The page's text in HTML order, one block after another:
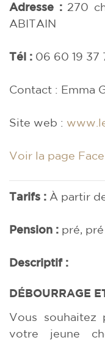
Adresse : 270
ABITAIN
Tél : 06 60 19 37
Contact : Emma
Site web :
Voir la page
Tarifs : À partir
Pension : pré,
Descriptif :
DÉBOURRAGE
Vous
votre jeune